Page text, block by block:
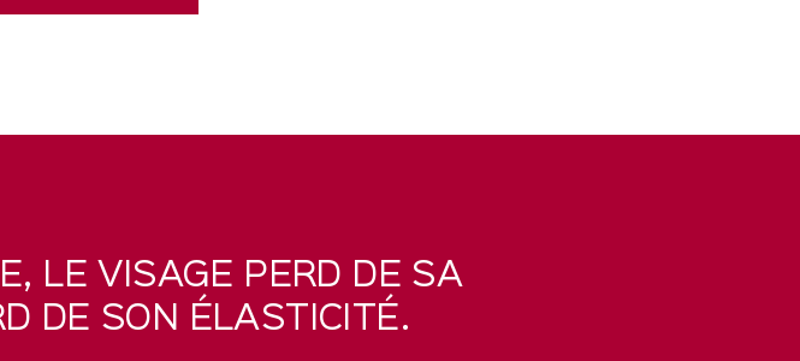
LE VISAGE PERD DE SA
DE SON ÉLASTICITÉ.